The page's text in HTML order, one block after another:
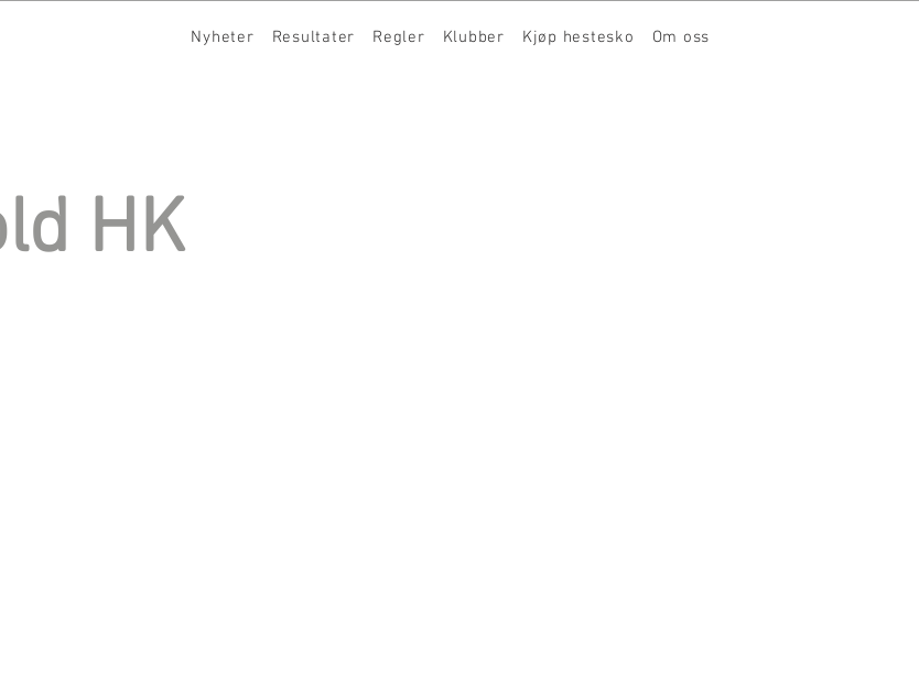
Nyheter Resultater Regler Klubber Kjøp hestesko Om oss
HK